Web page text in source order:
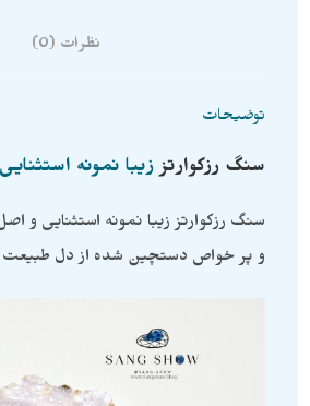
نظرات (0)
توضیحات
سنگ رزکوارتز زیبا نمونه
سنگ رزکوارتز زیبا نمونه استثنایی و
و پر خواص دستچین شده از دل طبیعت